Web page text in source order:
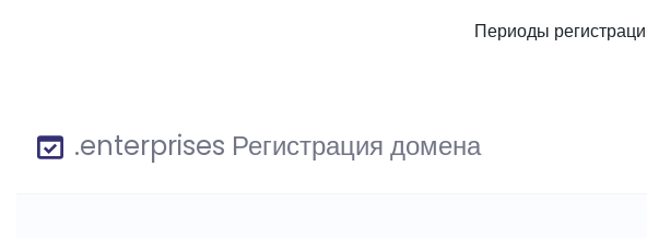
Периоды
.enterprises Регистрация домена